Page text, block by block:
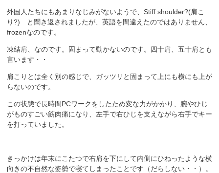
外国人たちにもあまりなじみがないようで、Stiff shoulder?(肩こ
り?) と聞き返されましたが、英語を間違えたのではありません、
frozenなのです。
凍結肩、なのです。固まって動かないのです。四十肩、五十肩とも
言います・・
肩こりとは全く別の感じで、ガッツリと固まって上にも横にも上が
らないのです。
この状態で長時間PCワークをしたため変な力がかかり、腕やひじ
がものすごい筋肉痛になり、左手で右ひじを支えながら右手でキー
を打っていました。
きっかけは年末にこたつで右肩を下にして内側にひねったような横
向きの不自然な姿勢で寝てしまったことです（だらしない・・）。